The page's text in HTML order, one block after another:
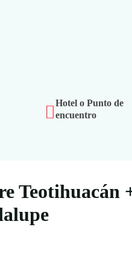
Hotel o Punto de
encuentro
Teotihuacán